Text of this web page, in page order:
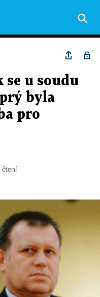
u soudu
byla
pro
čtení